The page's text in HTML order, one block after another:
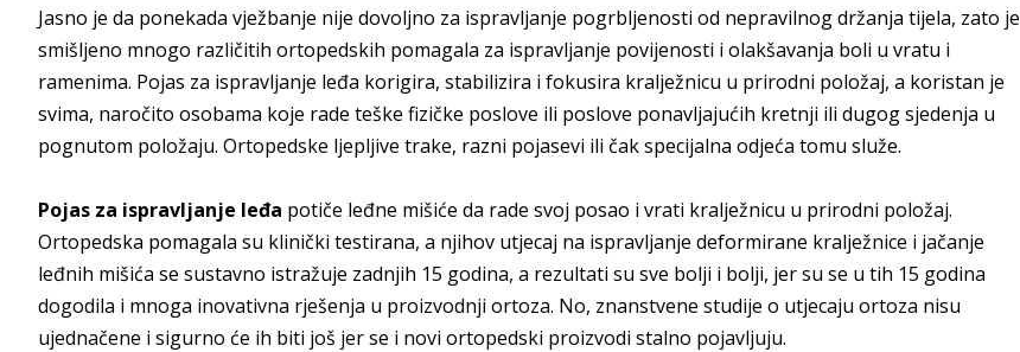
Jasno je da ponekada vježbanje nije dovoljno za ispravljanje pogrbljenosti od nepravilnog držanja tijela, zato je
smišljeno mnogo različitih ortopedskih pomagala za ispravljanje povijenosti i olakšavanja boli u vratu i
ramenima. Pojas za ispravljanje leđa korigira, stabilizira i fokusira kralježnicu u prirodni položaj, a koristan je
svima, naročito osobama koje rade teške fizičke poslove ili poslove ponavljajućih kretnji ili dugog sjedenja u
pognutom položaju. Ortopedske ljepljive trake, razni pojasevi ili čak specijalna odjeća tomu služe.
Pojas za ispravljanje leđa potiče leđne mišiće da rade svoj posao i vrati kralježnicu u prirodni položaj.
Ortopedska pomagala su klinički testirana, a njihov utjecaj na ispravljanje deformirane kralježnice i jačanje
leđnih mišića se sustavno istražuje zadnjih 15 godina, a rezultati su sve bolji i bolji, jer su se u tih 15 godina
dogodila i mnoga inovativna rješenja u proizvodnji ortoza. No, znanstvene studije o utjecaju ortoza nisu
ujednačene i sigurno će ih biti još jer se i novi ortopedski proizvodi stalno pojavljuju.